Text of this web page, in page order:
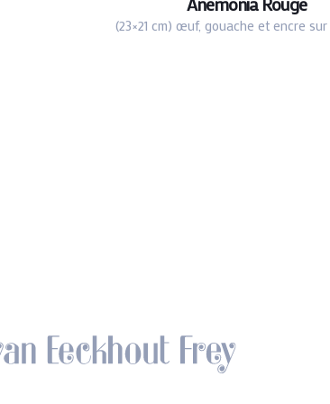
(23×21 cm) œuf, gouache et encre